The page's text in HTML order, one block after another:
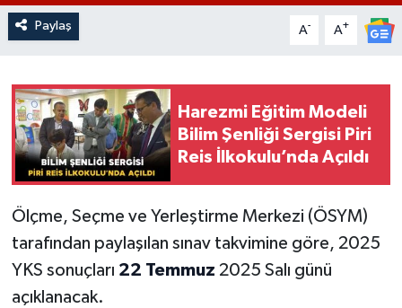
Paylaş A- A+
Harezmi Eğitim Modeli
Bilim Şenliği Sergisi Piri
Reis İlkokulu’nda Açıldı
Ölçme, Seçme ve Yerleştirme Merkezi (ÖSYM)
tarafından paylaşılan sınav takvimine göre, 2025
YKS sonuçları 22 Temmuz 2025 Salı günü
açıklanacak.